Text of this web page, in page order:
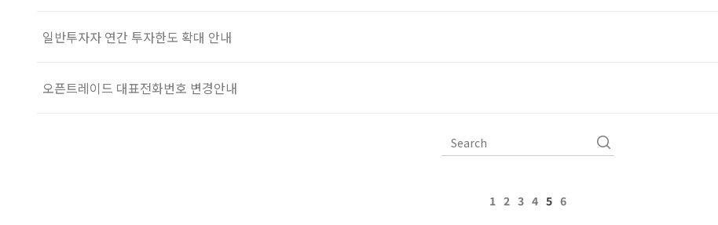
일반투자자 연간 투자한도 확대 안내
오픈트레이드 대표전화번호 변경안내
1 2 3 4 5 6